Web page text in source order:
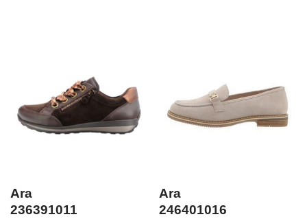
Ara
236391011
Ara
246401016